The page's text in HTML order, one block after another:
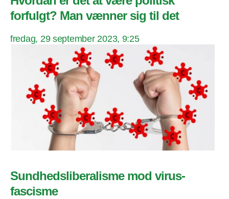
forfulgt? Man vænner sig til det
fredag, 29 september 2023, 9:25
Sundhedsliberalisme mod virus-
fascisme